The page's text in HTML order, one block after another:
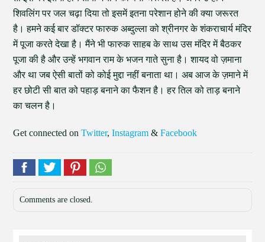
शिवलिंग पर जल चढ़ा दिया तो इसमें इतना परेशान होने की क्या जरूरत
है। हमने कई बार डॉक्टर फारुक अब्दुल्ला को श्रीनगर के शंकराचार्य मंदिर
में पूजा करते देखा है। मैंने भी फारुक साहब के साथ उस मंदिर में बैठकर
पूजा की है और उन्हें भगवान राम के भजन गाते सुना है। शायद वो ज़माना
और था जब ऐसी बातों को कोई मुद्दा नहीं बनाता था। अब आज के ज़माने में
हर छोटी सी बात को पहाड़ बनाने का फैशन है। हर तिल को ताड़ बनाने
का चलन है।
Get connected onTwitter,Instagram &Facebook
Comments are closed.